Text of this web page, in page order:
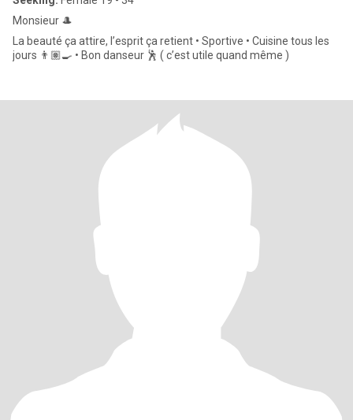
Monsieur 🎩
La beauté ça attire, l’esprit ça retient • Sportive • Cuisine tous les
jours 👨🏽‍🍳 • Bon danseur 🕺 ( c’est utile quand même )